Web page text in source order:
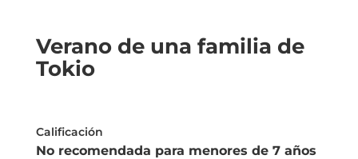
Verano de una familia de
Tokio
Calificación
No recomendada para menores de 7 años